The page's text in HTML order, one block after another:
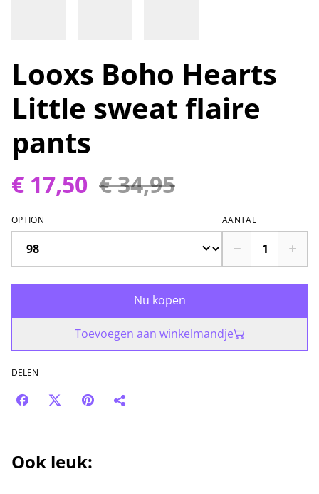
Looxs Boho Hearts
Little sweat flaire
pants
€ 17,50 € 34,95
OPTION AANTAL
Nu kopen
Toevoegen aan winkelmandje
DELEN
Ook leuk: